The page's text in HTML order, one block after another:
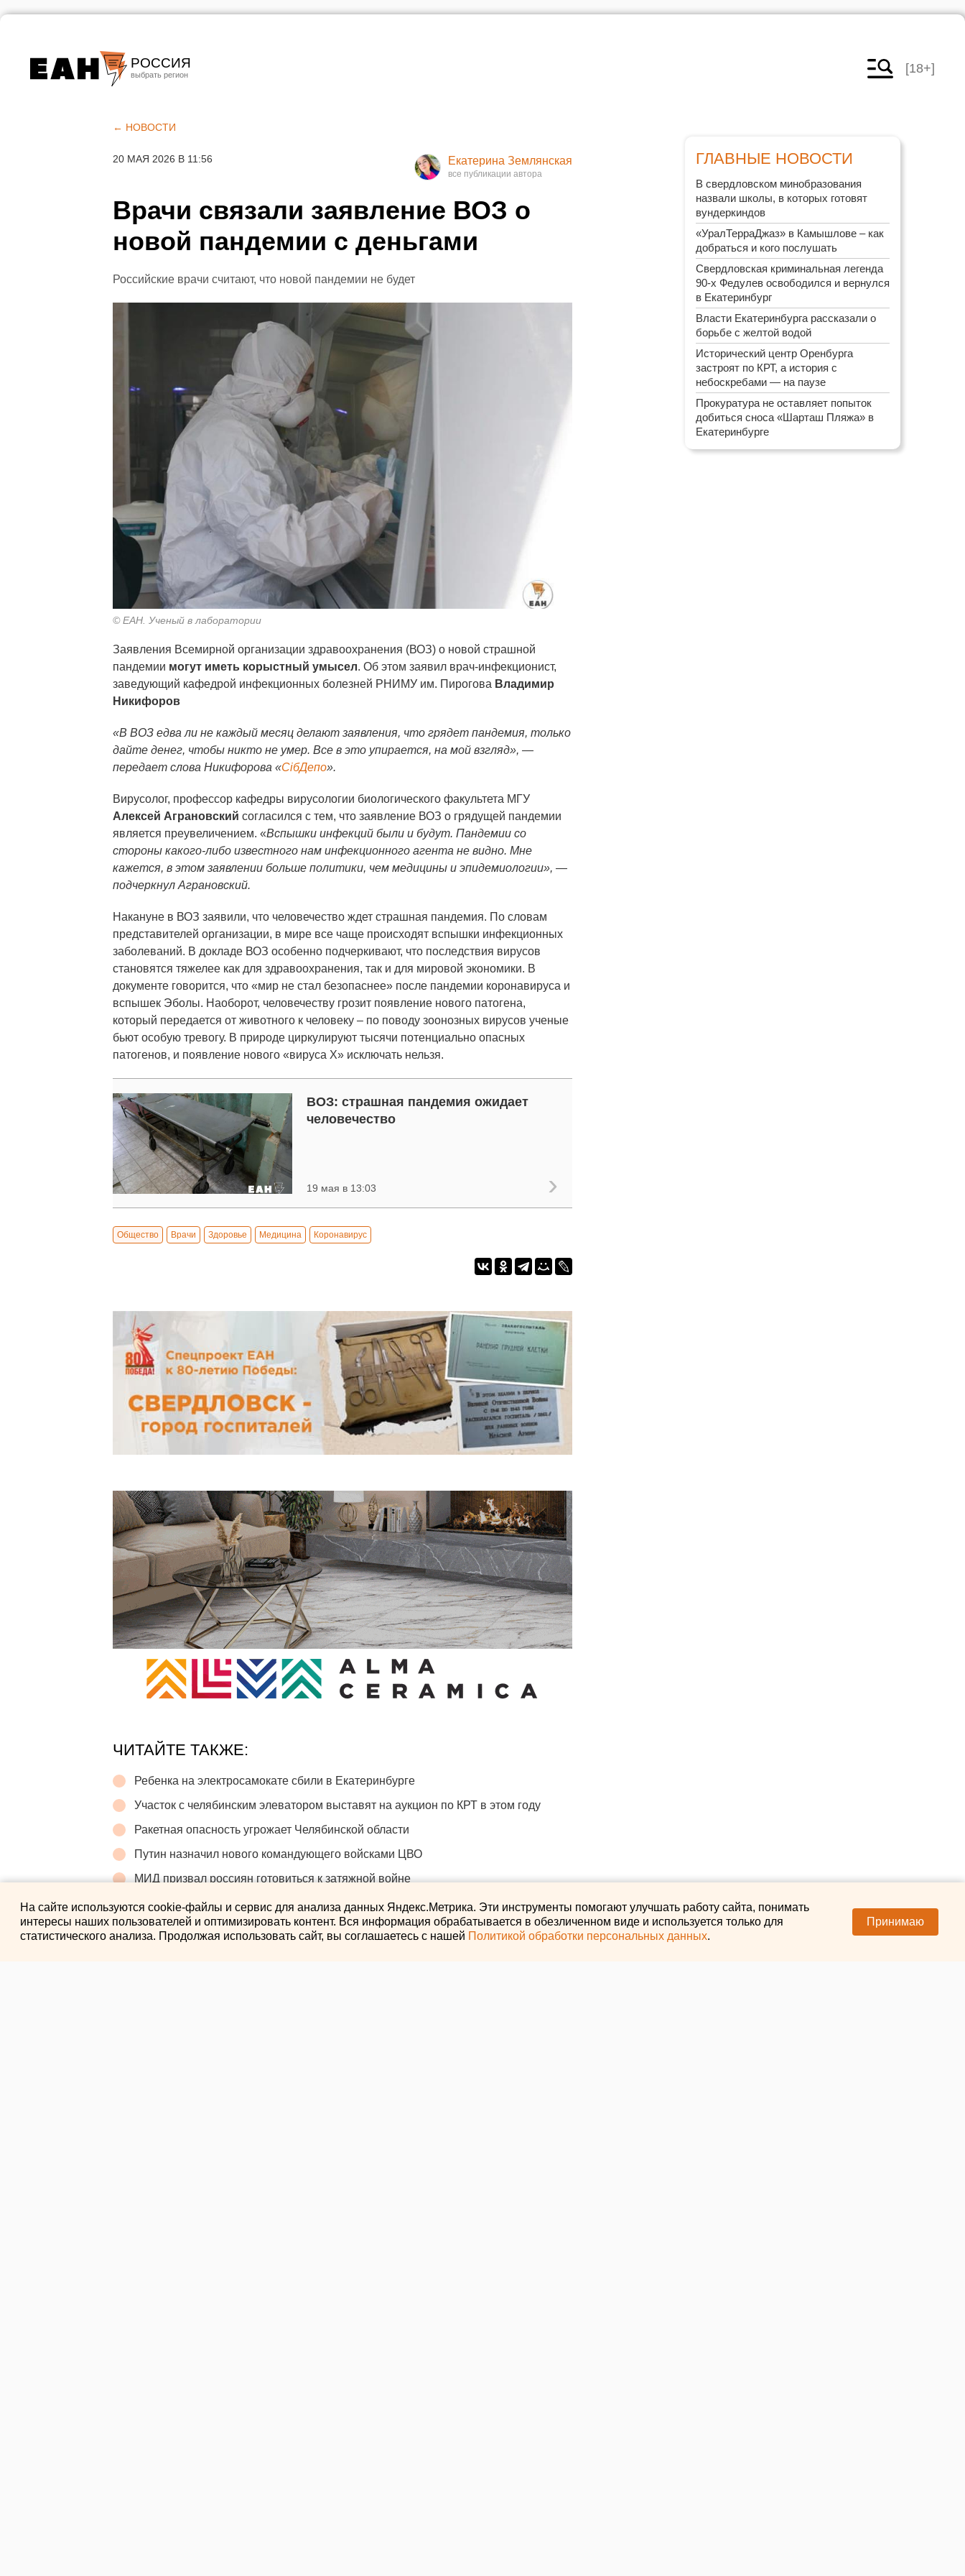
РОССИЯ
Челябинск
[18+]
← НОВОСТИ
20 МАЯ 2026 В 11:56 Екатерина Землянская
Врачи связали заявление ВОЗ о
новой пандемии с деньгами
Российские врачи считают, что новой пандемии не будет
© ЕАН. Ученый в лаборатории
Заявления Всемирной организации здравоохранения (ВОЗ) о новой страшной
пандемии могут иметь корыстный умысел. Об этом заявил врач-инфекционист,
заведующий кафедрой инфекционных болезней РНИМУ им. Пирогова Владимир
Никифоров
«В ВОЗ едва ли не каждый месяц делают заявления, что грядет пандемия, только
дайте денег, чтобы никто не умер. Все в это упирается, на мой взгляд», —
передает слова Никифорова «СiбДепо».
Вирусолог, профессор кафедры вирусологии биологического факультета МГУ
Алексей Аграновский согласился с тем, что заявление ВОЗ о грядущей пандемии
является преувеличением. «Вспышки инфекций были и будут. Пандемии со
стороны какого-либо известного нам инфекционного агента не видно. Мне
кажется, в этом заявлении больше политики, чем медицины и эпидемиологии», —
подчеркнул Аграновский.
Накануне в ВОЗ заявили, что человечество ждет страшная пандемия. По словам
представителей организации, в мире все чаще происходят вспышки инфекционных
заболеваний. В докладе ВОЗ особенно подчеркивают, что последствия вирусов
становятся тяжелее как для здравоохранения, так и для мировой экономики. В
документе говорится, что «мир не стал безопаснее» после пандемии коронавируса и
вспышек Эболы. Наоборот, человечеству грозит появление нового патогена,
который передается от животного к человеку – по поводу зоонозных вирусов ученые
бьют особую тревогу. В природе циркулируют тысячи потенциально опасных
патогенов, и появление нового «вируса X» исключать нельзя.
ВОЗ: страшная пандемия ожидает
человечество
19 мая в 13:03
Общество Врачи Здоровье Медицина Коронавирус
ЧИТАЙТЕ ТАКЖЕ:
Ребенка на электросамокате сбили в Екатеринбурге
Участок с челябинским элеватором выставят на аукцион по КРТ в этом году
Ракетная опасность угрожает Челябинской области
Путин назначил нового командующего войсками ЦВО
МИД призвал россиян готовиться к затяжной войне
ГЛАВНЫЕ НОВОСТИ
В свердловском минобразования
назвали школы, в которых готовят
вундеркиндов
«УралТерраДжаз» в Камышлове – как
добраться и кого послушать
Свердловская криминальная легенда
90-х Федулев освободился и вернулся
в Екатеринбург
Власти Екатеринбурга рассказали о
борьбе с желтой водой
Исторический центр Оренбурга
застроят по КРТ, а история с
небоскребами — на паузе
Прокуратура не оставляет попыток
добиться сноса «Шарташ Пляжа» в
Екатеринбурге
На сайте используются cookie-файлы и сервис для анализа данных Яндекс.Метрика. Эти инструменты помогают улучшать работу сайта, понимать
интересы наших пользователей и оптимизировать контент. Вся информация обрабатывается в обезличенном виде и используется только для
статистического анализа. Продолжая использовать сайт, вы соглашаетесь с нашей Политикой обработки персональных данных.
Принимаю